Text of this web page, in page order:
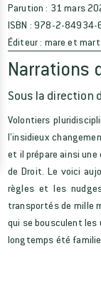
Parution : 31 mars
ISBN : 978-2-84934-
Éditeur : mare et
Narrations
Sous la direction
Volontiers
l’insidieux
et il prépare ainsi
de Droit. Le voici
règles et les
transportés de mille
qui se bousculent les
longtemps été